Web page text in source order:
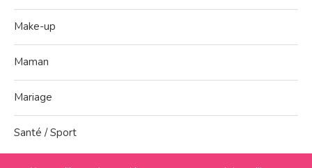
Make-up
Maman
Mariage
Santé / Sport